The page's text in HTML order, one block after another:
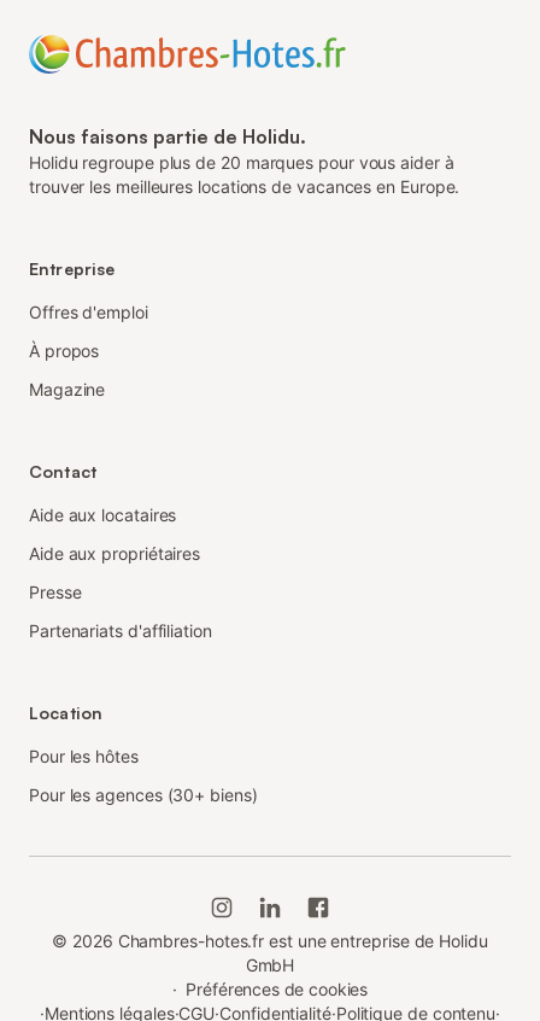
Nous faisons partie de Holidu.
Holidu regroupe plus de 20 marques pour vous aider à
trouver les meilleures locations de vacances en Europe.
Entreprise
Offres d'emploi
À propos
Magazine
Contact
Aide aux locataires
Aide aux propriétaires
Presse
Partenariats d'affiliation
Location
Pour les hôtes
Pour les agences (30+ biens)
© 2026 Chambres-hotes.fr est une entreprise de Holidu
GmbH
· Préférences de cookies
·Mentions légales·CGU·Confidentialité·Politique de contenu·